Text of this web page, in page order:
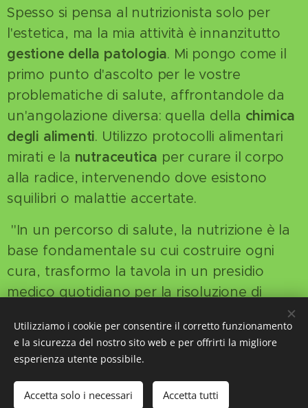
Spesso si pensa al nutrizionista solo per
l'estetica, ma la mia attività è innanzitutto
gestione della patologia. Mi pongo come il
primo punto d'ascolto per le vostre
problematiche di salute, affrontandole da
un'angolazione diversa: quella della chimica
degli alimenti. Utilizzo protocolli alimentari
mirati e la nutraceutica per curare il corpo
alla radice, intervenendo dove esistono
squilibri o malattie accertate.
"In un percorso di salute, la nutrizione è la
base fondamentale su cui costruire ogni
cura, trasformo la tavola in un presidio
medico quotidiano per la risoluzione di
Utilizziamo i cookie per consentire il corretto funzionamento
e la sicurezza del nostro sito web e per offrirti la migliore
esperienza utente possibile.
Accetta solo i necessari Accetta tutti